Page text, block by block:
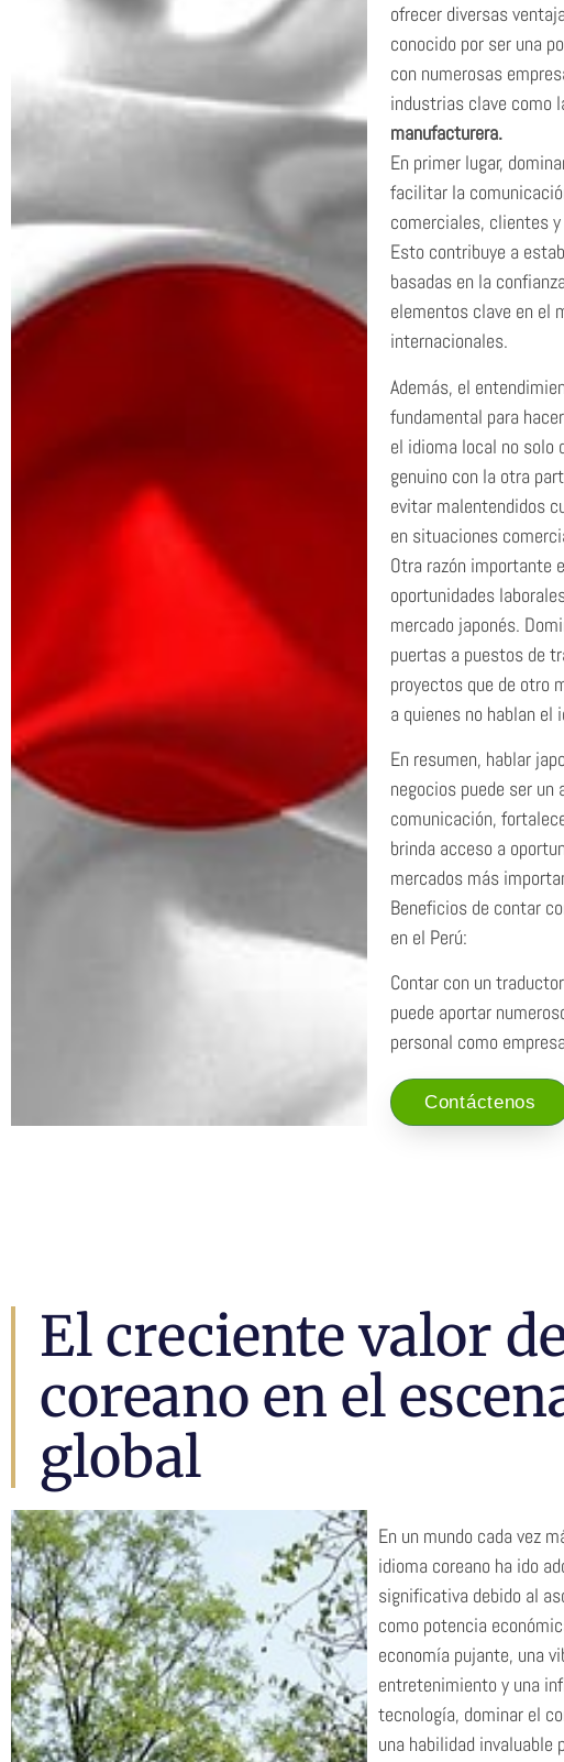
ofrecer diversas
conocido por ser una
con numerosas
industrias clave como
manufacturera.
En primer lugar,
facilitar la
comerciales, clientes
Esto contribuye a
basadas en la
elementos clave en el
internacionales.
Además, el
fundamental para
el idioma local no solo
genuino con la otra
evitar malentendidos
en situaciones
Otra razón importante
oportunidades
mercado japonés.
puertas a puestos de
proyectos que de otro
a quienes no hablan el
En resumen, hablar
negocios puede ser
comunicación,
brinda acceso a
mercados más
Beneficios de contar
en el Perú:
Contar con un
puede aportar
personal como
Contáctenos
El creciente valor
coreano en el
global
En un mundo cada vez
idioma coreano ha ido
significativa debido al
como potencia
economía pujante, una
entretenimiento y una
tecnología, dominar el
una habilidad invaluable